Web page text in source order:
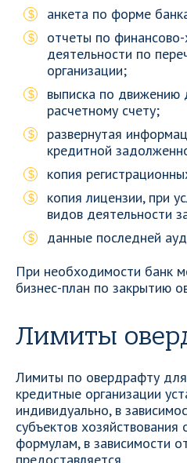
анкета по форме
отчеты по финансово-
деятельности по
организации;
выписка по движению
расчетному счету;
развернутая
кредитной
копия
копия лицензии, при
видов деятельности
данные последней
При необходимости банк
бизнес-план по закрытию
Лимиты
Лимиты по овердрафту
кредитные организации
индивидуально, в
субъектов
формулам, в зависимости